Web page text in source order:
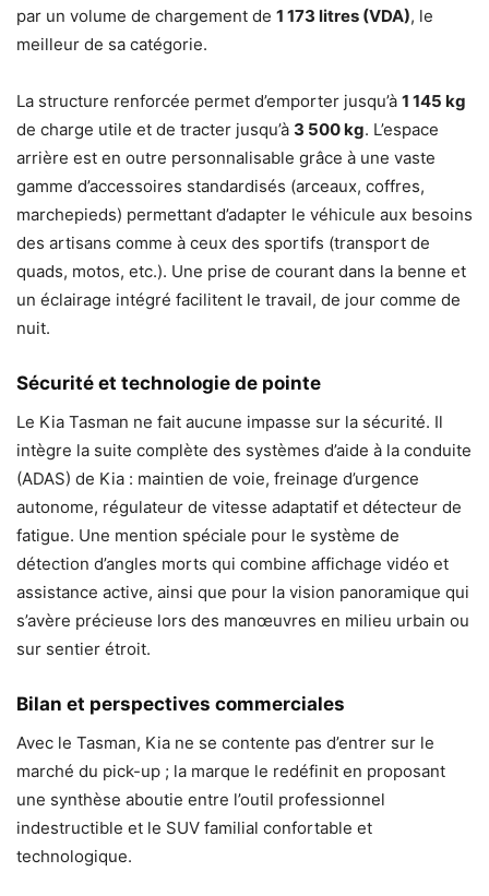
par un volume de chargement de 1 173 litres (VDA), le
meilleur de sa catégorie.
La structure renforcée permet d’emporter jusqu’à 1 145 kg
de charge utile et de tracter jusqu’à 3 500 kg. L’espace
arrière est en outre personnalisable grâce à une vaste
gamme d’accessoires standardisés (arceaux, coffres,
marchepieds) permettant d’adapter le véhicule aux besoins
des artisans comme à ceux des sportifs (transport de
quads, motos, etc.). Une prise de courant dans la benne et
un éclairage intégré facilitent le travail, de jour comme de
nuit.
Sécurité et technologie de pointe
Le Kia Tasman ne fait aucune impasse sur la sécurité. Il
intègre la suite complète des systèmes d’aide à la conduite
(ADAS) de Kia : maintien de voie, freinage d’urgence
autonome, régulateur de vitesse adaptatif et détecteur de
fatigue. Une mention spéciale pour le système de
détection d’angles morts qui combine affichage vidéo et
assistance active, ainsi que pour la vision panoramique qui
s’avère précieuse lors des manœuvres en milieu urbain ou
sur sentier étroit.
Bilan et perspectives commerciales
Avec le Tasman, Kia ne se contente pas d’entrer sur le
marché du pick-up ; la marque le redéfinit en proposant
une synthèse aboutie entre l’outil professionnel
indestructible et le SUV familial confortable et
technologique.